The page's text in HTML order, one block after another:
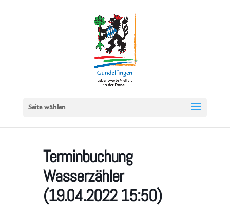
Seite wählen
Terminbuchung
Wasserzähler
(19.04.2022 15:50)